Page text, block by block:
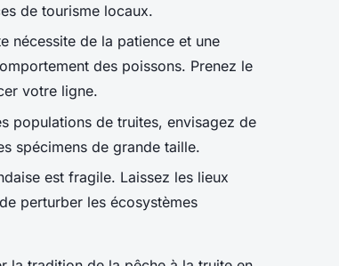
de tourisme locaux.
nécessite de la patience et une
des poissons. Prenez le
votre ligne.
populations de truites, envisagez de
spécimens de grande taille.
est fragile. Laissez les lieux
perturber les écosystèmes